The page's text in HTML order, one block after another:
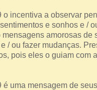
o incentiva a observar
e sonhos e /
amorosas de
/ ou fazer mudanças.
pois eles o guiam com
é uma mensagem de